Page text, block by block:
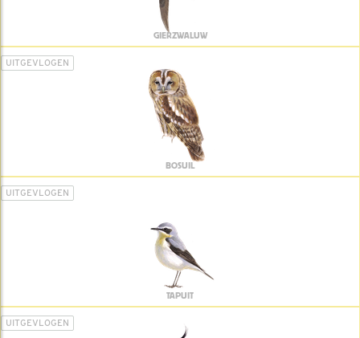
GIERZWALUW
UITGEVLOGEN
BOSUIL
UITGEVLOGEN
TAPUIT
UITGEVLOGEN